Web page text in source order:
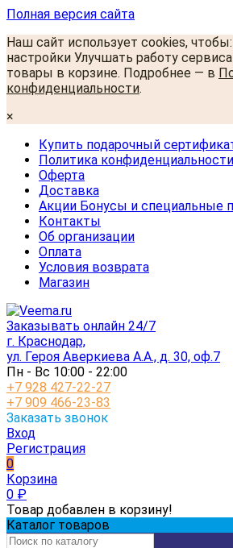
Полная версия сайта
Наш сайт использует cookies,
настройки Улучшать работу
товары в корзине. Подробнее — в
конфиденциальности.
×
Купить подарочный
Политика конфиденциальности
Оферта
Доставка
Акции Бонусы и специальные
Контакты
Об организации
Оплата
Условия возврата
Магазин
Заказывать онлайн 24/7
г. Краснодар,
ул. Героя Аверкиева А.А., д. 30, оф.7
Пн - Вс 10:00 - 22:00
+7 928 427-22-27
+7 909 466-23-83
Заказать звонок
Вход
Регистрация
0
Корзина
0 ₽
Товар добавлен в корзину!
Каталог товаров